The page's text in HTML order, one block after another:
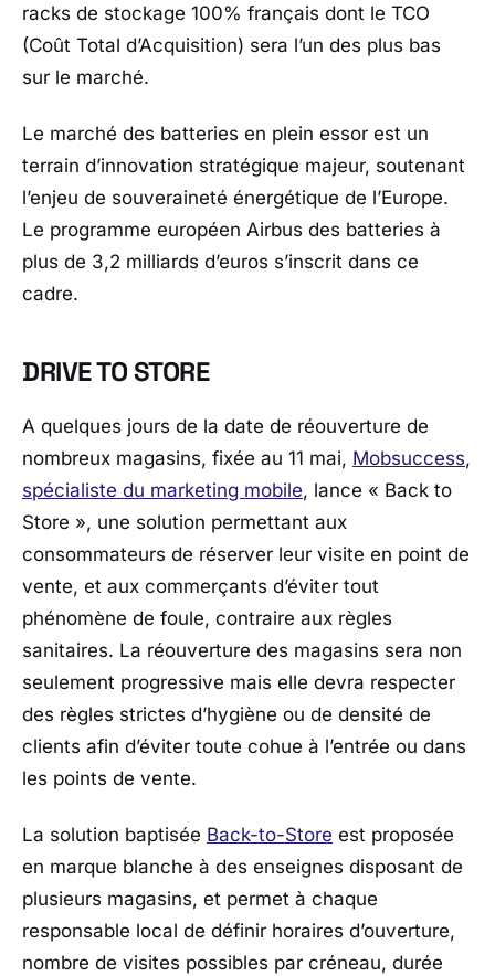
racks de stockage 100% français dont le TCO
(Coût Total d’Acquisition) sera l’un des plus bas
sur le marché.
Le marché des batteries en plein essor est un
terrain d’innovation stratégique majeur, soutenant
l’enjeu de souveraineté énergétique de l’Europe.
Le programme européen Airbus des batteries à
plus de 3,2 milliards d’euros s’inscrit dans ce
cadre.
DRIVE TO STORE
A quelques jours de la date de réouverture de
nombreux magasins, fixée au 11 mai, Mobsuccess,
spécialiste du marketing mobile, lance « Back to
Store », une solution permettant aux
consommateurs de réserver leur visite en point de
vente, et aux commerçants d’éviter tout
phénomène de foule, contraire aux règles
sanitaires. La réouverture des magasins sera non
seulement progressive mais elle devra respecter
des règles strictes d’hygiène ou de densité de
clients afin d’éviter toute cohue à l’entrée ou dans
les points de vente.
La solution baptisée Back-to-Store est proposée
en marque blanche à des enseignes disposant de
plusieurs magasins, et permet à chaque
responsable local de définir horaires d’ouverture,
nombre de visites possibles par créneau, durée